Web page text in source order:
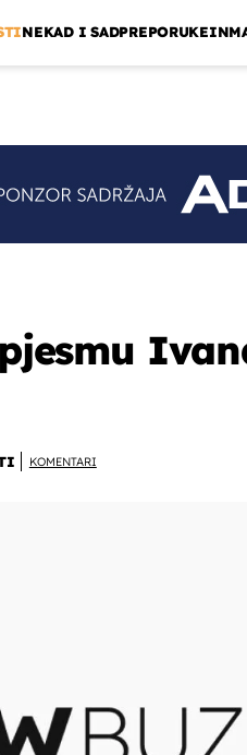
NEKAD I SADPREPORUKE
KOMENTARI